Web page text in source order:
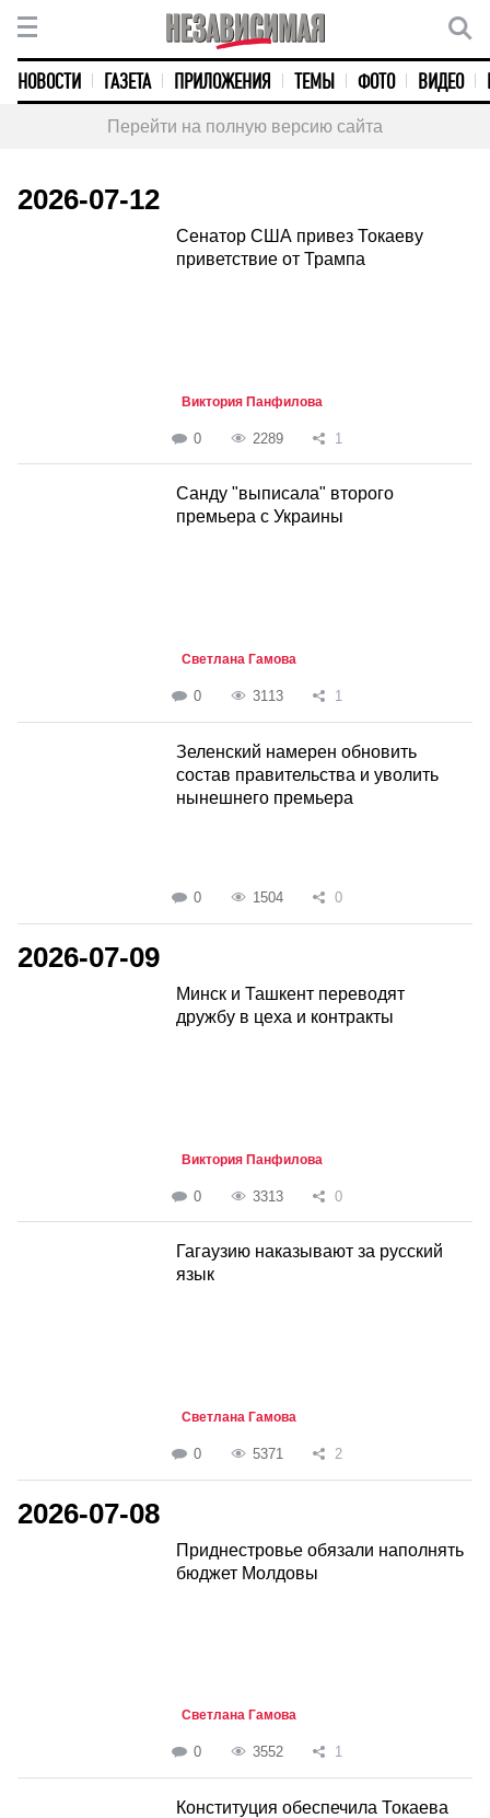
НОВОСТИ ГАЗЕТА ПРИЛОЖЕНИЯ ТЕМЫ ФОТО ВИДЕО
Перейти на полную версию сайта
2026-07-12
Сенатор США привез Токаеву
приветствие от Трампа
Виктория Панфилова
0 2289 1
Санду "выписала" второго
премьера с Украины
Светлана Гамова
0 3113 1
Зеленский намерен обновить
состав правительства и уволить
нынешнего премьера
0 1504 0
2026-07-09
Минск и Ташкент переводят
дружбу в цеха и контракты
Виктория Панфилова
0 3313 0
Гагаузию наказывают за русский
язык
Светлана Гамова
0 5371 2
2026-07-08
Приднестровье обязали наполнять
бюджет Молдовы
Светлана Гамова
0 3552 1
Конституция обеспечила Токаева